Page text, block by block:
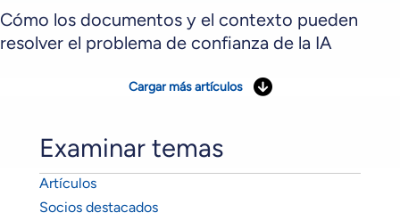
Cómo los documentos y el contexto pueden
resolver el problema de confianza de la IA
Cargar más artículos
Examinar temas
Artículos
Socios destacados